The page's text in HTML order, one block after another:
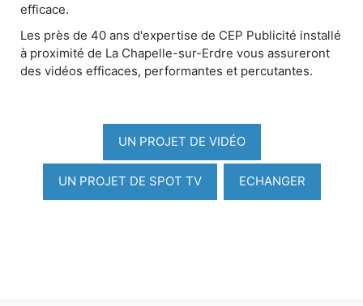
efficace.
Les près de 40 ans d'expertise de CEP Publicité installé
à proximité de La Chapelle-sur-Erdre vous assureront
des vidéos efficaces, performantes et percutantes.
UN PROJET DE VIDÉO
UN PROJET DE SPOT TV ECHANGER